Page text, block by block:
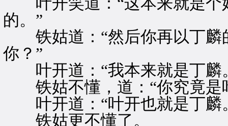
的。”
铁姑道：“然后你再以丁麟
你？”
叶开道：“我本来就是丁麟
铁姑不懂，道：“你究竟是
叶开道：“叶开也就是丁麟
铁姑更不懂了。